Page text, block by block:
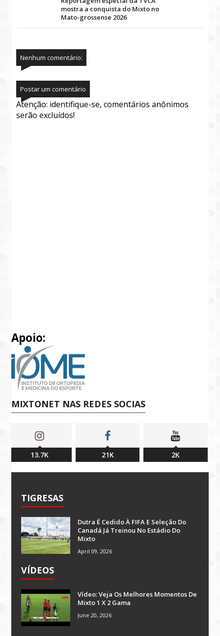
mostra a conquista do Mixto no
Mato-grossense 2026
Nenhum comentário:
Postar um comentário
Atenção: identifique-se, comentários anônimos
serão excluídos!
Apoio:
MIXTONET NAS REDES SOCIAS
13.7K 21K 2K
TIGRESAS
Dutra É Cedido À FIFA E Seleção Do
Canadá Já Treinou No Estádio Do
Mixto
April 09, 2026
VÍDEOS
Vídeo: Veja Os Melhores Momentos De
Mixto 1 X 2 Gama
June 20, 2026